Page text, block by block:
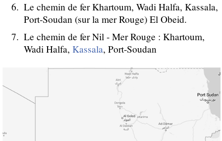
Le chemin de fer Khartoum, Wadi Halfa, Kassala,
Port-Soudan (sur la mer Rouge) El Obeid.
Le chemin de fer Nil - Mer Rouge : Khartoum,
Wadi Halfa, Kassala, Port-Soudan